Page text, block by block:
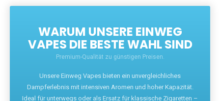
WARUM UNSERE EINWEG
VAPES DIE BESTE WAHL SIND
Premium-Qualität zu günstigen Preisen.
Unsere Einweg Vapes bieten ein unvergleichliches
Dampferlebnis mit intensiven Aromen und hoher Kapazität.
Ideal für unterwegs oder als Ersatz für klassische Zigaretten –